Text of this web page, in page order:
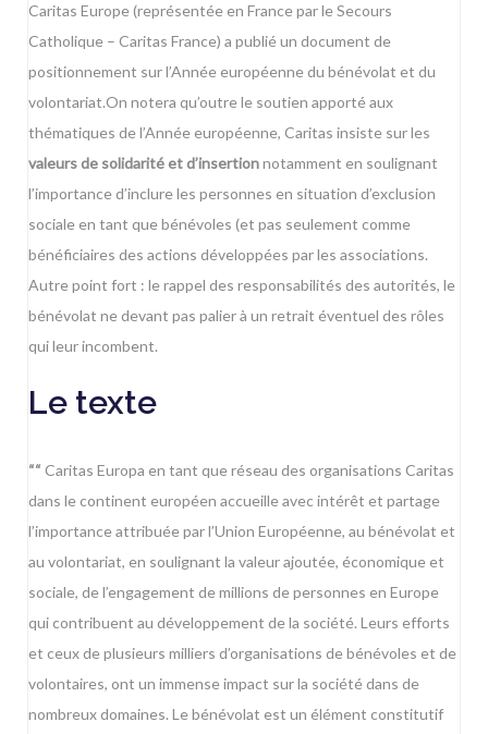
Caritas Europe (représentée en France par le Secours
Catholique – Caritas France) a publié un document de
positionnement sur l’Année européenne du bénévolat et du
volontariat.On notera qu’outre le soutien apporté aux
thématiques de l’Année européenne, Caritas insiste sur les
valeurs de solidarité et d’insertionnotamment en soulignant
l’importance d’inclure les personnes en situation d’exclusion
sociale en tant que bénévoles (et pas seulement comme
bénéficiaires des actions développées par les associations.
Autre point fort : le rappel des responsabilités des autorités, le
bénévolat ne devant pas palier à un retrait éventuel des rôles
qui leur incombent.
Le texte
““ Caritas Europa en tant que réseau des organisations Caritas
dans le continent européen accueille avec intérêt et partage
l’importance attribuée par l’Union Européenne, au bénévolat et
au volontariat, en soulignant la valeur ajoutée, économique et
sociale, de l’engagement de millions de personnes en Europe
qui contribuent au développement de la société. Leurs efforts
et ceux de plusieurs milliers d’organisations de bénévoles et de
volontaires, ont un immense impact sur la société dans de
nombreux domaines. Le bénévolat est un élément constitutif